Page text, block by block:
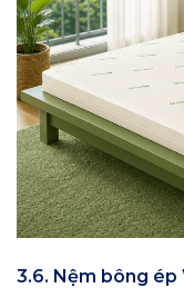
3.6. Nệm bông ép